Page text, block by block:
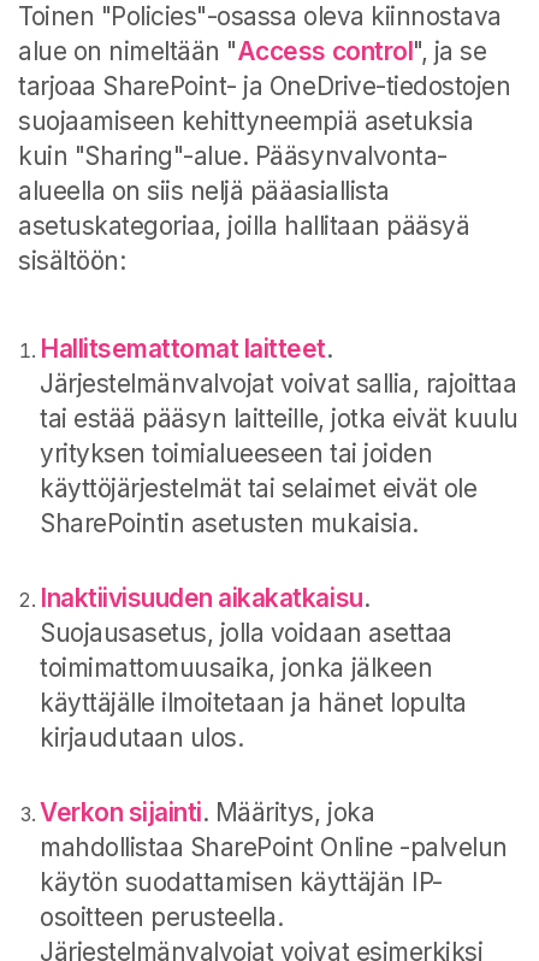
Toinen "Policies"-osassa oleva kiinnostava
alue on nimeltään "Access control", ja se
tarjoaa SharePoint- ja OneDrive-tiedostojen
suojaamiseen kehittyneempiä asetuksia
kuin "Sharing"-alue. Pääsynvalvonta-
alueella on siis neljä pääasiallista
asetuskategoriaa, joilla hallitaan pääsyä
sisältöön:
Hallitsemattomat laitteet.
Järjestelmänvalvojat voivat sallia, rajoittaa
tai estää pääsyn laitteille, jotka eivät kuulu
yrityksen toimialueeseen tai joiden
käyttöjärjestelmät tai selaimet eivät ole
SharePointin asetusten mukaisia.
Inaktiivisuuden aikakatkaisu.
Suojausasetus, jolla voidaan asettaa
toimimattomuusaika, jonka jälkeen
käyttäjälle ilmoitetaan ja hänet lopulta
kirjaudutaan ulos.
Verkon sijainti. Määritys, joka
mahdollistaa SharePoint Online -palvelun
käytön suodattamisen käyttäjän IP-
osoitteen perusteella.
Järjestelmänvalvojat voivat esimerkiksi